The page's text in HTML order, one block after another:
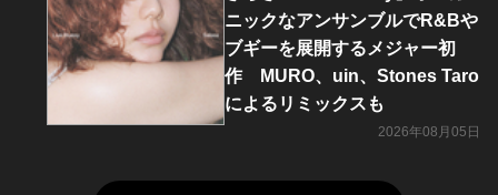
ニックなアンサンブルでR&Bや
ブギーを展開するメジャー初
作 MURO、uin、Stones Taro
によるリミックスも
2026年08月05日